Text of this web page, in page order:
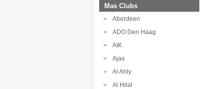
Mas Clubs
Aberdeen
ADO Den Haag
AIK
Ajax
Al Ahly
Al Hilal